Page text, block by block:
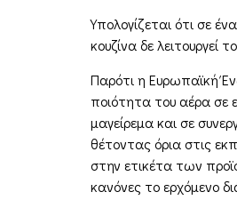
Υπολογίζεται ότι σε
κουζίνα δε λειτουργεί
Παρότι η Ευρωπαϊκή
ποιότητα του αέρα σε
μαγείρεμα και σε
θέτοντας όρια στις
στην ετικέτα των
κανόνες το ερχόμενο